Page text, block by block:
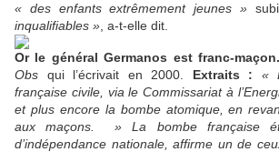
« des enfants extrêmement jeunes »
inqualifiables » , a-t-elle dit.
Or le général Germanos est franc-maçon.
Obs qui l’écrivait en 2000. Extraits :
«
française civile, via le Commissariat à
et plus encore la bombe atomique, en
aux maçons. » La bombe française
d’indépendance nationale, affirme un de